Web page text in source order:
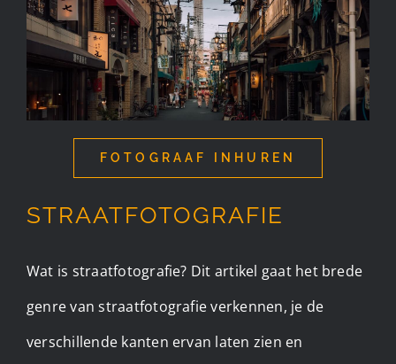
FOTOGRAAF INHUREN
STRAATFOTOGRAFIE
Wat is straatfotografie? Dit artikel gaat het brede
genre van straatfotografie verkennen, je de
verschillende kanten ervan laten zien en